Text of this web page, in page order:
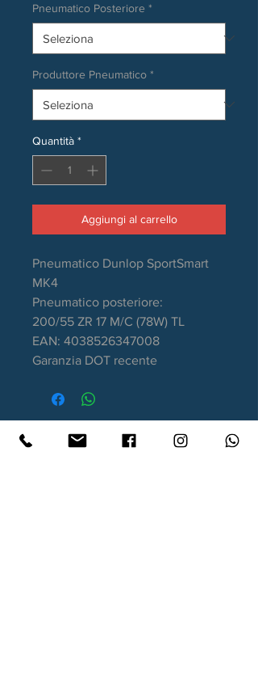
Pneumatico Posteriore *
Produttore Pneumatico *
Quantità *
Aggiungi al carrello
Pneumatico Dunlop SportSmart
MK4
Pneumatico posteriore:
200/55 ZR 17 M/C (78W) TL
EAN: 4038526347008
Garanzia DOT recente